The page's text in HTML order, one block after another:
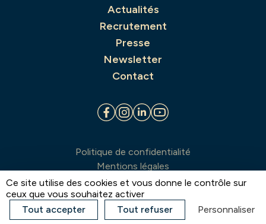
Actualités
Recrutement
Presse
Newsletter
Contact
Politique de confidentialité
Mentions légales
Conditions générales de vente
Plan du site
Plan du domaine
Ce site utilise des cookies et vous donne le contrôle sur
ceux que vous souhaitez activer
Tout accepter
Tout refuser
Personnaliser